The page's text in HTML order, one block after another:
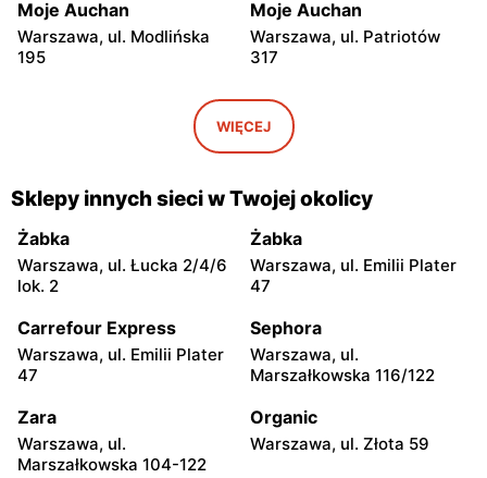
Moje Auchan
Warszawa, ul. Modlińska
195
Moje Auchan
Warszawa, ul. Patriotów
317
Stefana Wyszyńskiego 7
Moje Auchan
Warszawa, ul. Trakt Brzeski
50
Moje Auchan
Piaseczno, ul. Okulickiego
5B
Moje Auchan
Brwinów, ul. Obwodnica 20
Moje Auchan Moje Auchan
Moje Auchan
Łódź, ul. Tomasza Zana 13
Moje Auchan
Ostrów Wielkopolski, ul.
Moje Auchan
Modlnica, ul.
Moje Auchan
WIĘCEJ
Sklepy innych sieci w Twojej okolicy
Żabka
Warszawa, ul. Łucka 2/4/6
lok. 2
Żabka
Warszawa, ul. Emilii Plater
47
Carrefour Express
Warszawa, ul. Emilii Plater
47
Sephora
Warszawa, ul.
Marszałkowska 116/122
Zara
Warszawa, ul.
Marszałkowska 104-122
Organic
Warszawa, ul. Złota 59